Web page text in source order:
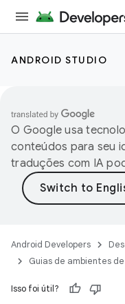
ANDROID STUDIO
O Google usa
conteúdos para seu
traduções com IA
Android Developers
Guias de ambientes
Isso foi útil?